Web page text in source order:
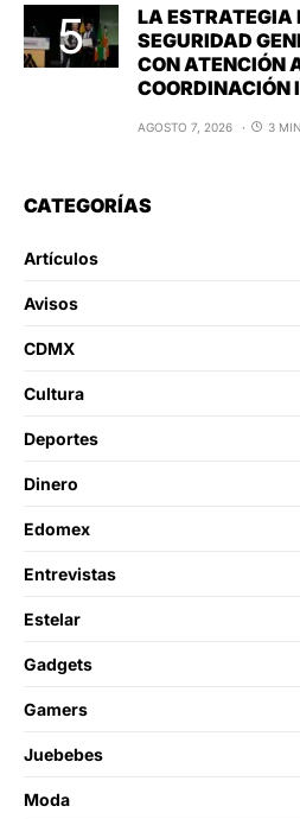
LA ESTRATEGIA
SEGURIDAD
CON ATENCIÓN
COORDINACIÓN
AGOSTO 7, 2026 3
CATEGORÍAS
Artículos
Avisos
CDMX
Cultura
Deportes
Dinero
Edomex
Entrevistas
Estelar
Gadgets
Gamers
Juebebes
Moda